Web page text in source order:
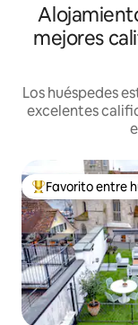
mejores
Los huéspedes
excelentes
Favorito entre
Favorito entre